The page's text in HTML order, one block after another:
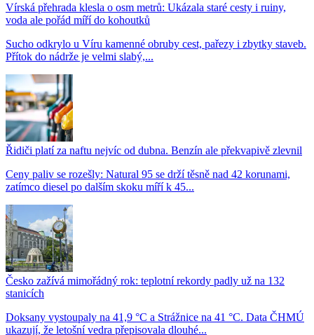
Vírská přehrada klesla o osm metrů: Ukázala staré cesty i ruiny,
voda ale pořád míří do kohoutků
Sucho odkrylo u Víru kamenné obruby cest, pařezy i zbytky staveb.
Přítok do nádrže je velmi slabý,...
Řidiči platí za naftu nejvíc od dubna. Benzín ale překvapivě zlevnil
Ceny paliv se rozešly: Natural 95 se drží těsně nad 42 korunami,
zatímco diesel po dalším skoku míří k 45...
Česko zažívá mimořádný rok: teplotní rekordy padly už na 132
stanicích
Doksany vystoupaly na 41,9 °C a Strážnice na 41 °C. Data ČHMÚ
ukazují, že letošní vedra přepisovala dlouhé...